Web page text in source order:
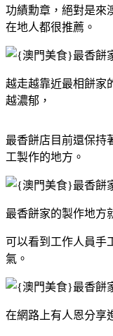
功績勳章，絕對是來
在地人都很推薦。
越走越靠近最相餅家
越濃郁，
最香餅店目前還保持
工製作的地方。
最香餅家的製作地方
可以看到工作人員手
氣。
在網路上有人恩分享